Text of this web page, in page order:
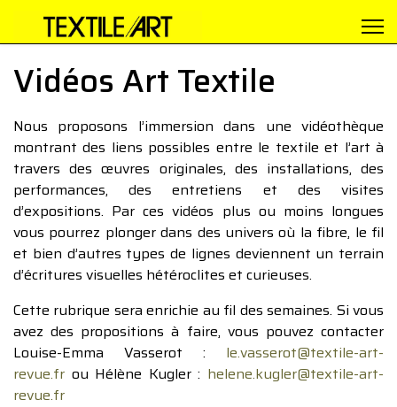
Vidéos Art Textile
Nous proposons l’immersion dans une vidéothèque
montrant des liens possibles entre le textile et l’art à
travers des œuvres originales, des installations, des
performances, des entretiens et des visites
d’expositions. Par ces vidéos plus ou moins longues
vous pourrez plonger dans des univers où la fibre, le fil
et bien d’autres types de lignes deviennent un terrain
d’écritures visuelles hétéroclites et curieuses.
Cette rubrique sera enrichie au fil des semaines. Si vous
avez des propositions à faire, vous pouvez contacter
Louise-Emma Vasserot : le.vasserot@textile-art-
revue.fr ou Hélène Kugler : helene.kugler@textile-art-
revue.fr